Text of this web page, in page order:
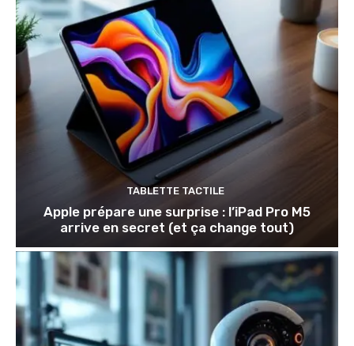
TABLETTE TACTILE
Apple prépare une surprise : l’iPad Pro M5
arrive en secret (et ça change tout)